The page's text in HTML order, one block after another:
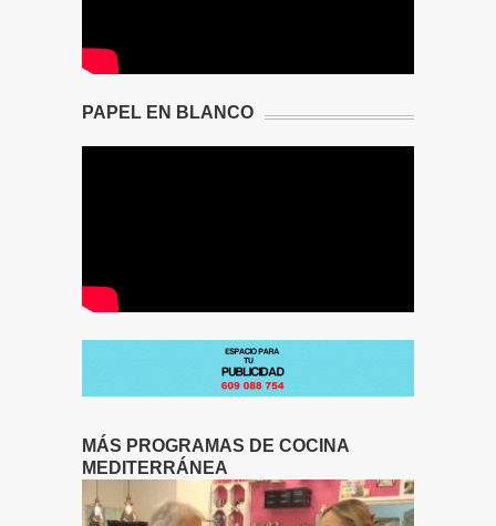
PAPEL EN BLANCO
MÁS PROGRAMAS DE COCINA
MEDITERRÁNEA